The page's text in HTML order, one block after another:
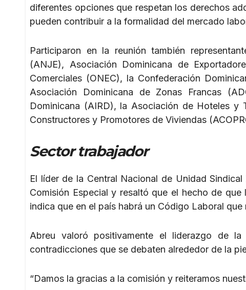
diferentes opciones que respetan los derechos
pueden contribuir a la formalidad del mercado
Participaron en la reunión también
(ANJE), Asociación Dominicana de
Comerciales (ONEC), la Confederación
Asociación Dominicana de Zonas Francas
Dominicana (AIRD), la Asociación de Hoteles y
Constructores y Promotores de Viviendas
Sector trabajador
El líder de la Central Nacional de Unidad
Comisión Especial y resaltó que el hecho de
indica que en el país habrá un Código Laboral
Abreu valoró positivamente el liderazgo de
contradicciones que se debaten alrededor de la
“Damos la gracias a la comisión y reiteramos